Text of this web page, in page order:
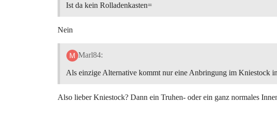
Ist da kein Rolladenkasten=
Nein
Marl84:
Als einzige Alternative kommt nur eine Anbringung im Kniestock
Also lieber Kniestock? Dann ein Truhen- oder ein ganz normales